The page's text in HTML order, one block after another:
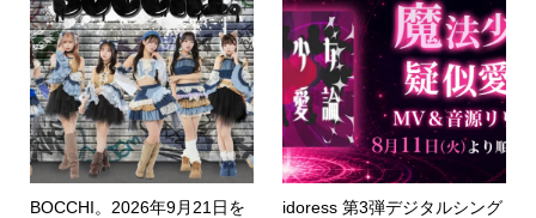
BOCCHI。2026年9月21日を
idoress 第3弾デジタルシング